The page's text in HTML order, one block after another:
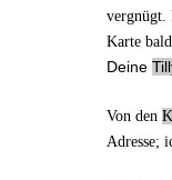
vergnügt.
Karte
Deine
Von den
Adresse;